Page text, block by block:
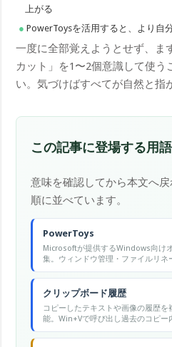
上がる
PowerToysを活用すると、より自
一度に全部覚えようとせず、ま
カット」を1〜2個意識して使う
い。気づけばすべてが自然と指
この記事に登場する用語
意味を確認してから本文へ
順に並べています。
PowerToys
Microsoftが提供するWindows向け
集。ウィンドウ管理・ファイルリネ
彩な拡張機能をまとめて提供する
クリップボード履歴
コピーしたテキストや画像の履歴
能。Win+Vで呼び出し過去のコピー